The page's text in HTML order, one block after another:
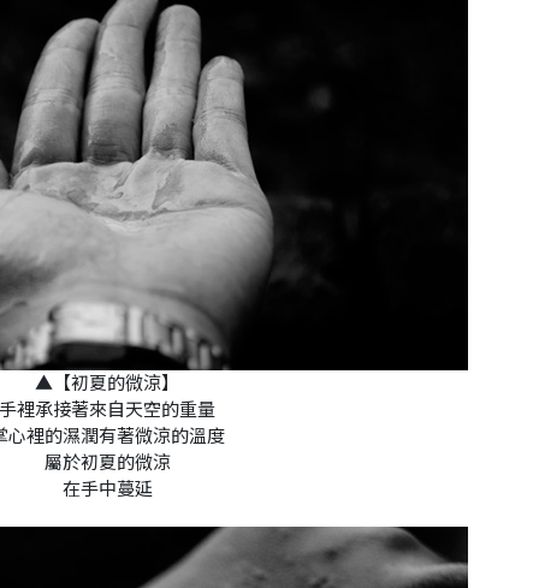
▲【初夏的微涼】
手裡承接著來自天空的重量
心裡的濕潤有著微涼的溫度
屬於初夏的微涼
在手中蔓延